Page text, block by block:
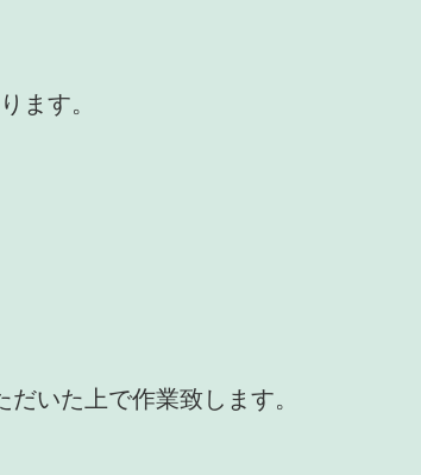
ます。
いた上で作業致します。